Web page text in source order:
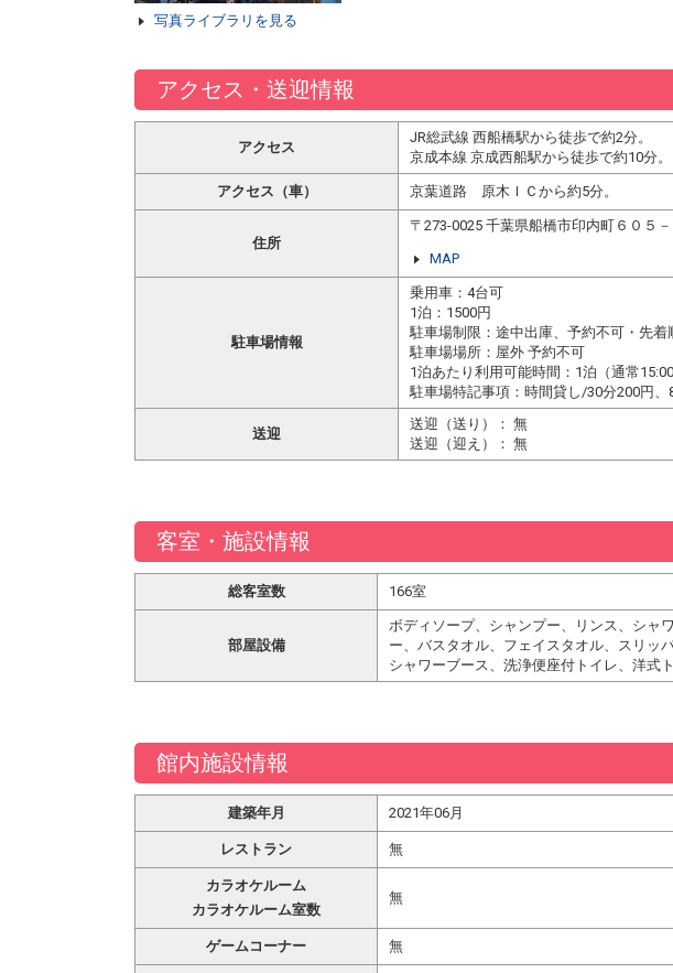
写真ライブラリを見る
アクセス・送迎情報
アクセス
JR総武線 西船橋駅から徒歩で約2分。
京成本線 京成西船駅から徒歩で約10分。
アクセス（車） 京葉道路 原木ＩＣから約5分。
住所
〒273-0025 千葉県船橋市印内町６０５－
MAP
駐車場情報
乗用車：4台可
1泊：1500円
駐車場制限：途中出庫、予約不可・先着
駐車場場所：屋外 予約不可
1泊あたり利用可能時間：1泊（通常
駐車場特記事項：時間貸し/30分200円、
送迎
送迎（送り）： 無
送迎（迎え）： 無
客室・施設情報
総客室数 166室
部屋設備
ボディソープ、シャンプー、リンス、シャ
ー、バスタオル、フェイスタオル、スリッ
シャワーブース、洗浄便座付トイレ、洋式
館内施設情報
建築年月 2021年06月
レストラン 無
カラオケルーム
カラオケルーム室数
無
ゲームコーナー 無